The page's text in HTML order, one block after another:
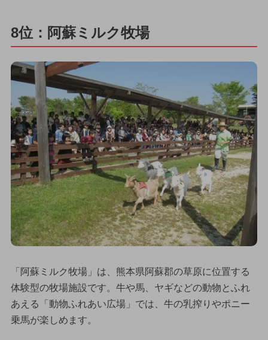
8位：阿蘇ミルク牧場
「阿蘇ミルク牧場」は、熊本県阿蘇郡の草原に位置する
体験型の牧場施設です。牛や馬、ヤギなどの動物とふれ
あえる「動物ふれあい広場」では、牛の乳搾りやポニー
乗馬が楽しめます。